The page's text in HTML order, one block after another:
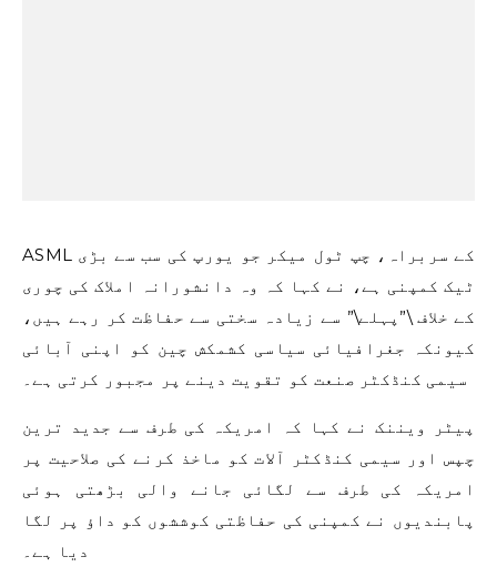
ASML کے سربراہ، چپ ٹول میکر جو یورپ کی سب سے بڑی
ٹیک کمپنی ہے، نے کہا کہ وہ دانشورانہ املاک کی چوری
کے خلاف \”پہلے\” سے زیادہ سختی سے حفاظت کر رہے ہیں،
کیونکہ جغرافیائی سیاسی کشمکش چین کو اپنی آبائی
سیمی کنڈکٹر صنعت کو تقویت دینے پر مجبور کرتی ہے۔
پیٹر ویننک نے کہا کہ امریکہ کی طرف سے جدید ترین
چپس اور سیمی کنڈکٹر آلات کو ماخذ کرنے کی صلاحیت پر
امریکہ کی طرف سے لگائی جانے والی بڑھتی ہوئی
پابندیوں نے کمپنی کی حفاظتی کوششوں کو داؤ پر لگا
دیا ہے۔